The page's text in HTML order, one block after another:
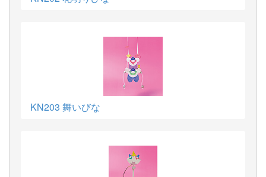
KN203 舞いびな